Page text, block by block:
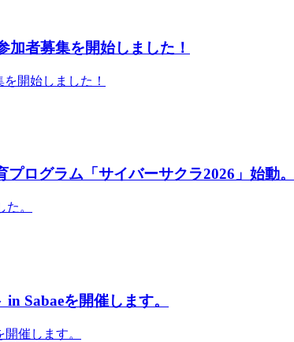
加者募集を開始しました！
開始しました！
ログラム「サイバーサクラ2026」始動
。
Sabaeを開催します。
催します。